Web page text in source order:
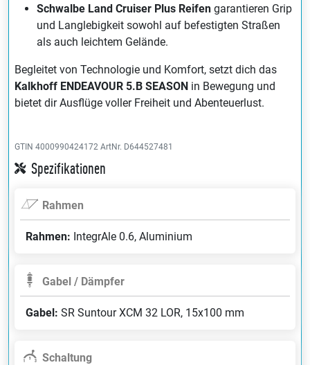
Schwalbe Land Cruiser Plus Reifen garantieren Grip
und Langlebigkeit sowohl auf befestigten Straßen
als auch leichtem Gelände.
Begleitet von Technologie und Komfort, setzt dich das
Kalkhoff ENDEAVOUR 5.B SEASON in Bewegung und
bietet dir Ausflüge voller Freiheit und Abenteuerlust.
GTIN 4000990424172 ArtNr. D644527481
Spezifikationen
Rahmen
Rahmen: IntegrAle 0.6, Aluminium
Gabel / Dämpfer
Gabel: SR Suntour XCM 32 LOR, 15x100 mm
Schaltung